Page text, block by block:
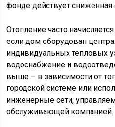
фонде действует сниженная
Отопление часто
если дом оборудован
индивидуальных тепловых
водоснабжение и
выше – в зависимости от
городской системе или
инженерные сети,
обслуживающей компанией.